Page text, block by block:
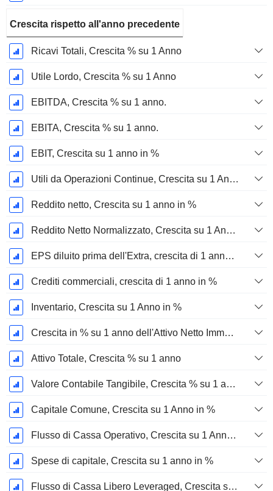
Crescita rispetto all'anno precedente
Ricavi Totali, Crescita % su 1 Anno
Utile Lordo, Crescita % su 1 Anno
EBITDA, Crescita % su 1 anno.
EBITA, Crescita % su 1 anno.
EBIT, Crescita su 1 anno in %
Utili da Operazioni Continue, Crescita su 1 Anno in %
Reddito netto, Crescita su 1 anno in %
Reddito Netto Normalizzato, Crescita su 1 Anno in %
EPS diluito prima dell'Extra, crescita di 1 anno %
Crediti commerciali, crescita di 1 anno in %
Inventario, Crescita su 1 Anno in %
Crescita in % su 1 anno dell'Attivo Netto Immobilizzato Materiale
Attivo Totale, Crescita % su 1 anno
Valore Contabile Tangibile, Crescita % su 1 anno
Capitale Comune, Crescita su 1 Anno in %
Flusso di Cassa Operativo, Crescita su 1 Anno in %
Spese di capitale, Crescita su 1 anno in %
Flusso di Cassa Libero Leveraged, Crescita su 1 Anno %